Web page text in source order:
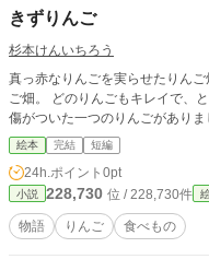
きずりんご
杉本けんいちろう
真っ赤なりんごを実らせたりん
ご畑。 どのりんごもキレイで、とても美味しそう。しかし、その中に、大きな
傷がついた一つのりんごがありま
絵本 完結 短編
24h.ポイント 0pt
小説 228,730 位 / 228,730件
物語 りんご 食べもの